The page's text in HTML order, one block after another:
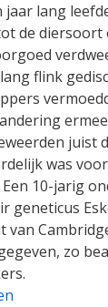
jaar lang
de diersoort
flink
juist
was
10-jarig
geneticus
van
zo